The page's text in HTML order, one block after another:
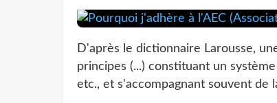
D'après le dictionnaire Larousse,
principes (...) constituant un
etc., et s'accompagnant souvent de